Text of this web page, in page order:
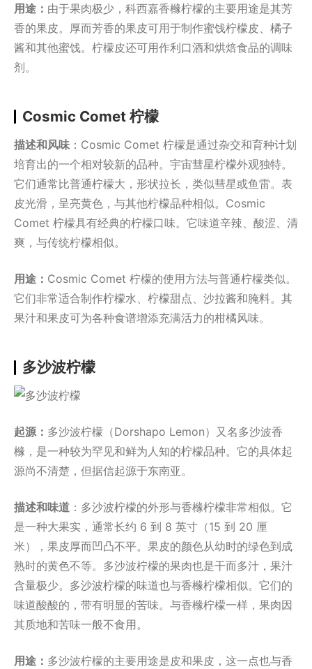
用途： 由于果肉极少，科西嘉香橼柠檬的主要用途是其芳
香的果皮。厚而芳香的果皮可用于制作蜜饯柠檬皮、橘子
酱和其他蜜饯。柠檬皮还可用作利口酒和烘焙食品的调味
剂。
Cosmic Comet 柠檬
描述和风味 ：Cosmic Comet 柠檬是通过杂交和育种计划
培育出的一个相对较新的品种。宇宙彗星柠檬外观独特。
它们通常比普通柠檬大，形状拉长，类似彗星或鱼雷。表
皮光滑，呈亮黄色，与其他柠檬品种相似。Cosmic
Comet 柠檬具有经典的柠檬口味。它味道辛辣、酸涩、清
爽，与传统柠檬相似。
用途： Cosmic Comet 柠檬的使用方法与普通柠檬类似。
它们非常适合制作柠檬水、柠檬甜点、沙拉酱和腌料。其
果汁和果皮可为各种食谱增添充满活力的柑橘风味。
多沙波柠檬
起源： 多沙波柠檬（Dorshapo Lemon）又名多沙波香
橼，是一种较为罕见和鲜为人知的柠檬品种。它的具体起
源尚不清楚，但据信起源于东南亚。
描述和味道 ：多沙波柠檬的外形与香橼柠檬非常相似。它
是一种大果实，通常长约 6 到 8 英寸（15 到 20 厘
米），果皮厚而凹凸不平。果皮的颜色从幼时的绿色到成
熟时的黄色不等。多沙波柠檬的果肉也是干而多汁，果汁
含量极少。多沙波柠檬的味道也与香橼柠檬相似。它们的
味道酸酸的，带有明显的苦味。与香橼柠檬一样，果肉因
其质地和苦味一般不食用。
用途： 多沙波柠檬的主要用途是皮和果皮，这一点也与香